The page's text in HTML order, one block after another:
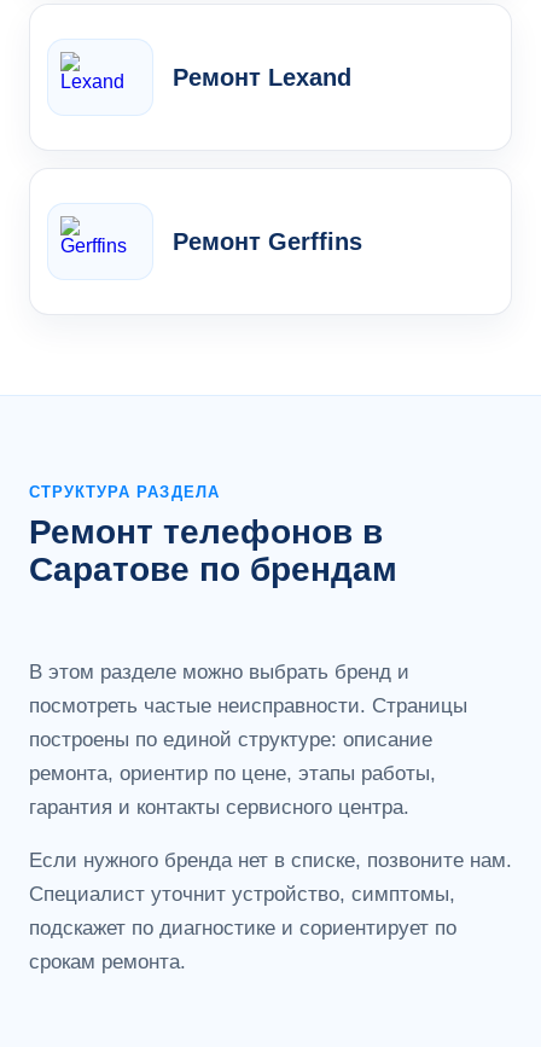
Ремонт Lexand
Ремонт Gerffins
СТРУКТУРА РАЗДЕЛА
Ремонт телефонов в
Саратове по брендам
В этом разделе можно выбрать бренд и
посмотреть частые неисправности. Страницы
построены по единой структуре: описание
ремонта, ориентир по цене, этапы работы,
гарантия и контакты сервисного центра.
Если нужного бренда нет в списке, позвоните нам.
Специалист уточнит устройство, симптомы,
подскажет по диагностике и сориентирует по
срокам ремонта.